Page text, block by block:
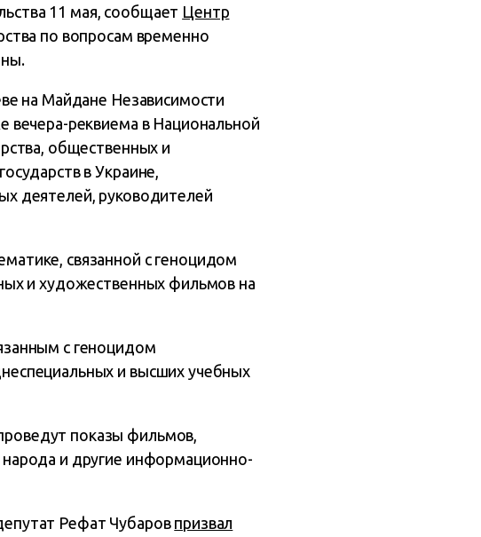
11 мая, сообщает Центр
по вопросам временно
на Майдане Независимости
вечера-реквиема в Национальной
общественных и
в Украине,
деятелей, руководителей
связанной с геноцидом
и художественных фильмов на
с геноцидом
и высших учебных
показы фильмов,
и другие информационно-
Рефат Чубаров призвал